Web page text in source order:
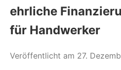
ehrliche
für Handwerker
Veröffentlicht am 27.